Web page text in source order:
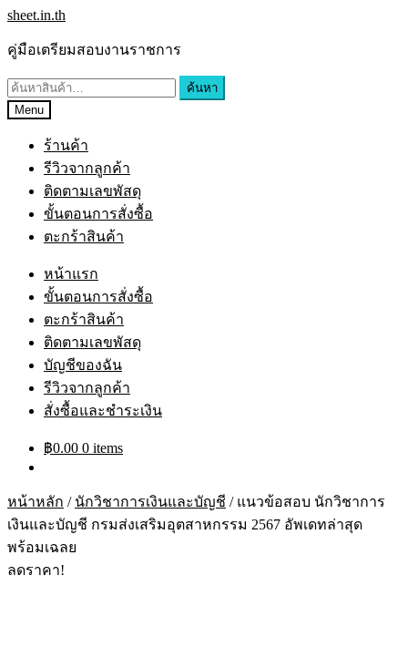
sheet.in.th
คู่มือเตรียมสอบงานราชการ
ค้นหา
Menu
ร้านค้า
รีวิวจากลูกค้า
ติดตามเลขพัสดุ
ขั้นตอนการสั่งซื้อ
ตะกร้าสินค้า
หน้าแรก
ขั้นตอนการสั่งซื้อ
ตะกร้าสินค้า
ติดตามเลขพัสดุ
บัญชีของฉัน
รีวิวจากลูกค้า
สั่งซื้อและชำระเงิน
฿0.00 0 items
หน้าหลัก / นักวิชาการเงินและบัญชี / แนวข้อสอบ นักวิชาการ
เงินและบัญชี กรมส่งเสริมอุตสาหกรรม 2567 อัพเดทล่าสุด
พร้อมเฉลย
ลดราคา!